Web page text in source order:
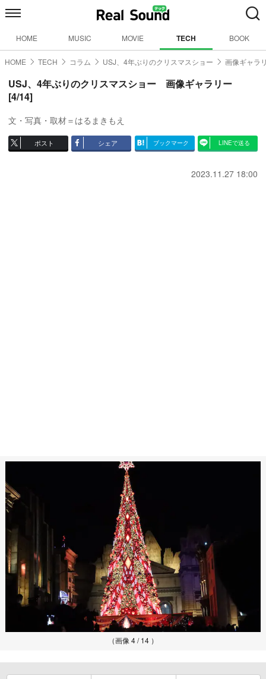
HOME MUSIC MOVIE TECH BOOK
HOME TECH コラム USJ、4年ぶりのクリスマスショー 画像ギャラ
USJ、4年ぶりのクリスマスショー 画像ギャラリー
[4/14]
文・写真・取材＝はるまきもえ
ポスト シェア ブックマーク LINEで送る
2023.11.27 18:00
（画像 4 / 14 ）